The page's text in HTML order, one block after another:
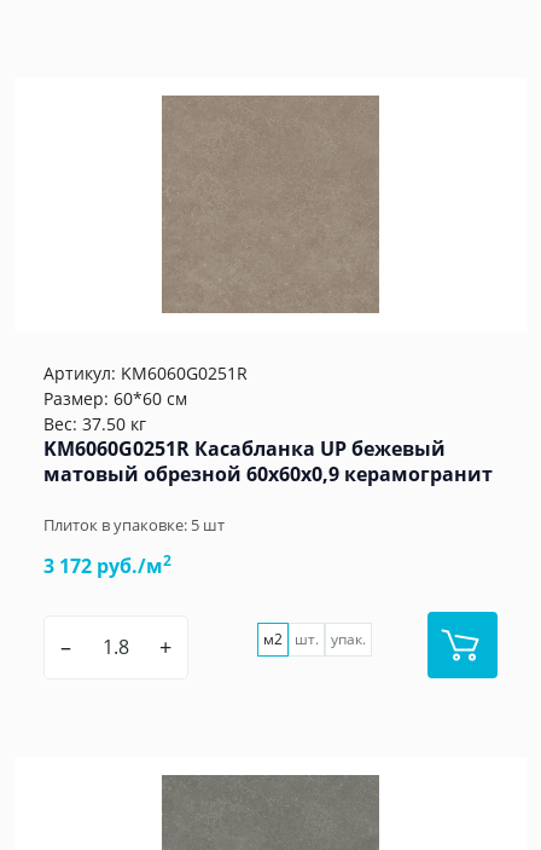
Артикул: KM6060G0251R
Размер: 60*60 см
Вес: 37.50 кг
KM6060G0251R Касабланка UP бежевый
матовый обрезной 60x60x0,9 керамогранит
Плиток в упаковке: 5 шт
3 172 руб./м2
– + м2 шт. упак.